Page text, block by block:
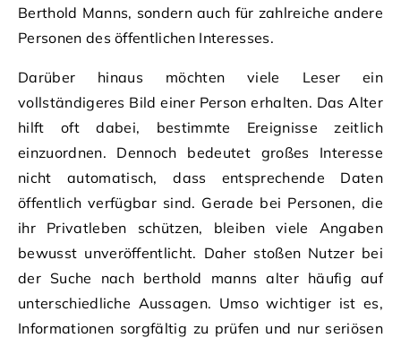
Berthold Manns, sondern auch für zahlreiche andere
Personen des öffentlichen Interesses.
Darüber hinaus möchten viele Leser ein
vollständigeres Bild einer Person erhalten. Das Alter
hilft oft dabei, bestimmte Ereignisse zeitlich
einzuordnen. Dennoch bedeutet großes Interesse
nicht automatisch, dass entsprechende Daten
öffentlich verfügbar sind. Gerade bei Personen, die
ihr Privatleben schützen, bleiben viele Angaben
bewusst unveröffentlicht. Daher stoßen Nutzer bei
der Suche nach berthold manns alter häufig auf
unterschiedliche Aussagen. Umso wichtiger ist es,
Informationen sorgfältig zu prüfen und nur seriösen